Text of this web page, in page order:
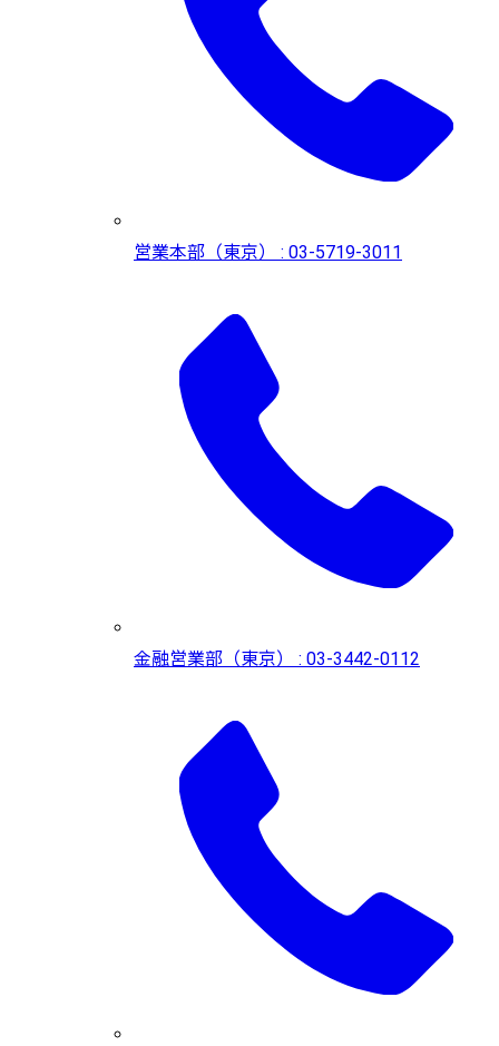
営業本部（東京） : 03-5719-3011
金融営業部（東京） : 03-3442-0112